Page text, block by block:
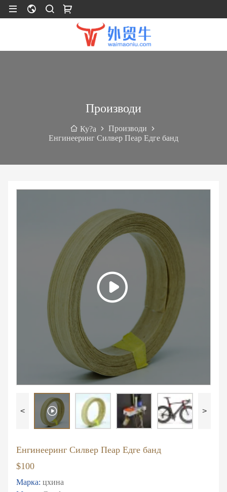
Производи
Ку?а
Производи
Енгинееринг Силвер Пеар Едге банд
< >
Енгинееринг Силвер Пеар Едге банд
$100
Марка: цхина